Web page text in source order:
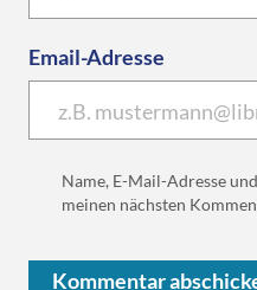
Email-Adresse
Name, E-Mail-Adresse
meinen nächsten